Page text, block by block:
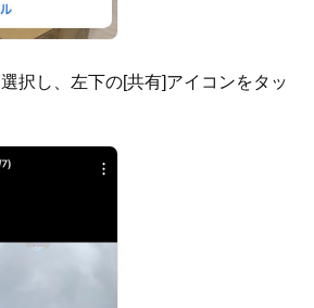
択し、左下の[共有]アイコンをタッ